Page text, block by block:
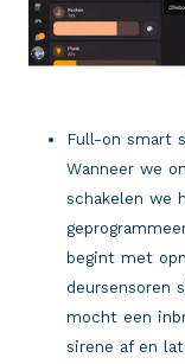
Full-on smart
Wanneer we
schakelen we
begint met
deursensoren
mocht een
sirene af en